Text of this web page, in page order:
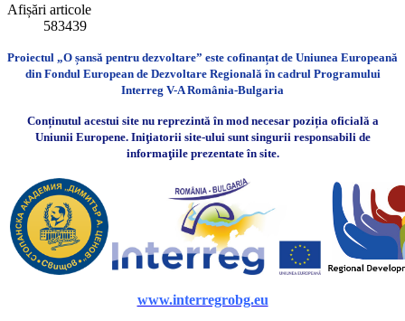
Afișări articole
583439
Proiectul „O șansă pentru dezvoltare” este cofinanțat de Uniunea Europeană
din Fondul European de Dezvoltare Regională în cadrul Programului
Interreg V-A România-Bulgaria
Conținutul acestui site nu reprezintă în mod necesar poziția oficială a
Uniunii Europene. Iniţiatorii site-ului sunt singurii responsabili de
informaţiile prezentate în site.
www.interregrobg.eu